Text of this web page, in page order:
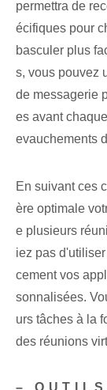
permettra de
écifiques pour
basculer plus
s, vous pouvez
de messagerie
es avant
evauchements
En suivant ces
ère optimale
e plusieurs
iez pas
cement vos
sonnalisées.
urs tâches à la
des réunions